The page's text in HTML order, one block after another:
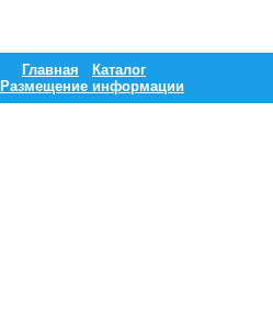
Главная
Каталог
Размещение информации